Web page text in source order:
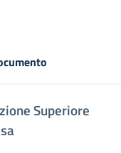
Superiore